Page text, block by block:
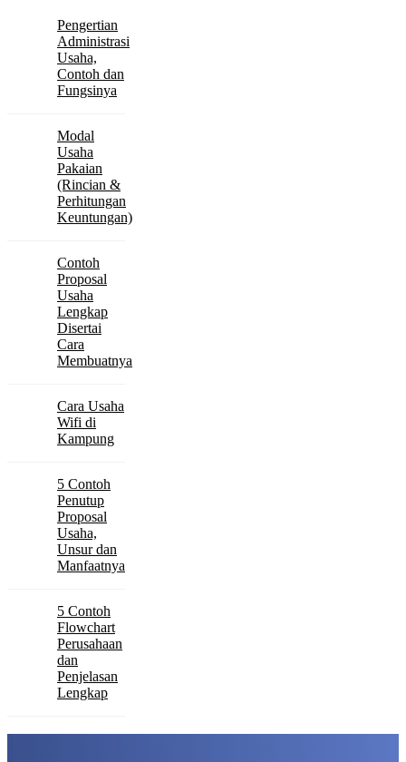
Pengertian
Administrasi
Usaha,
Contoh dan
Fungsinya
Modal
Usaha
Pakaian
(Rincian &
Perhitungan
Keuntungan)
Contoh
Proposal
Usaha
Lengkap
Disertai
Cara
Membuatnya
Cara Usaha
Wifi di
Kampung
5 Contoh
Penutup
Proposal
Usaha,
Unsur dan
Manfaatnya
5 Contoh
Flowchart
Perusahaan
dan
Penjelasan
Lengkap